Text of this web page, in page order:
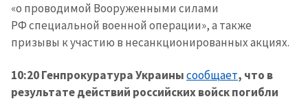
«о проводимой Вооруженными силами
РФ специальной военной операции», а также
призывы к участию в несанкционированных акциях.
10:20 Генпрокуратура Украинысообщает, что в
результате действий российских войск погибли